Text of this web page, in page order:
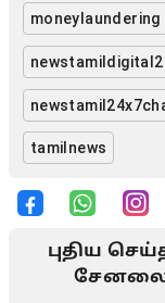
moneylaundering
tamilnews
புதிய
சேனலை